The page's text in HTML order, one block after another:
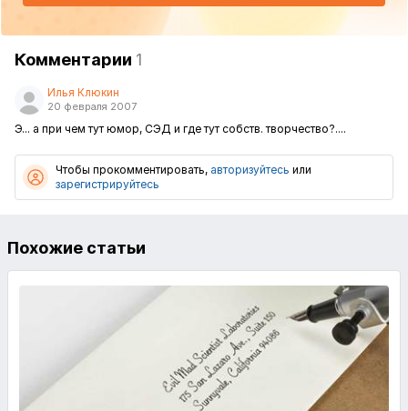
Комментарии 1
Илья Клюкин
20 февраля 2007
Э... а при чем тут юмор, СЭД и где тут собств. творчество?....
Чтобы прокомментировать, авторизуйтесь или
зарегистрируйтесь
Похожие статьи